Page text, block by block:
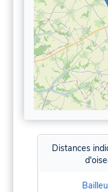
Distances